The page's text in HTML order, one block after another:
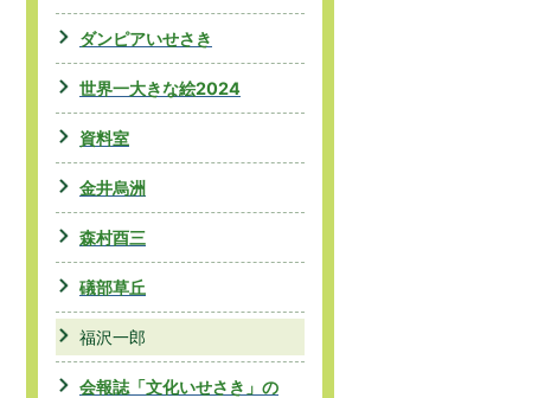
ダンピアいせさき
世界一大きな絵2024
資料室
金井烏洲
森村酉三
礒部草丘
福沢一郎
会報誌「文化いせさき」の